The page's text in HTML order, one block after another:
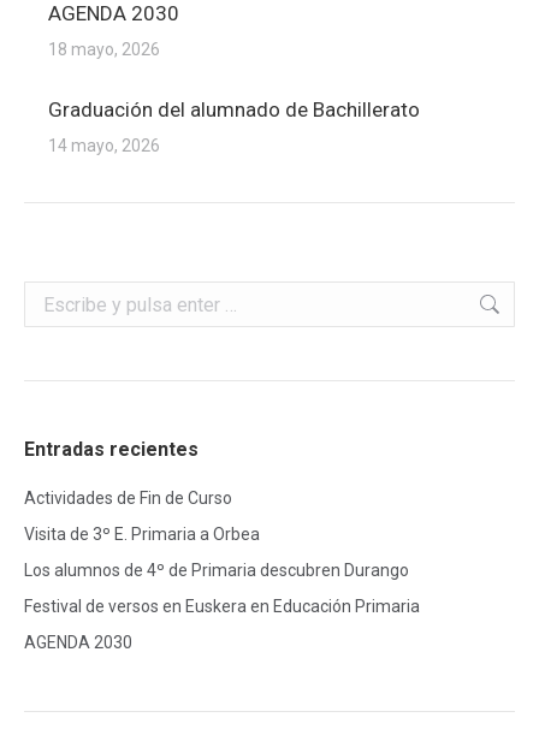
AGENDA 2030
18 mayo, 2026
Graduación del alumnado de Bachillerato
14 mayo, 2026
Buscar:
Entradas recientes
Actividades de Fin de Curso
Visita de 3º E. Primaria a Orbea
Los alumnos de 4º de Primaria descubren Durango
Festival de versos en Euskera en Educación Primaria
AGENDA 2030